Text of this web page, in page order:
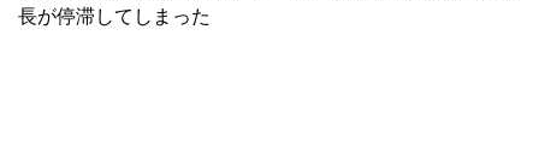
長が停滞してしまった